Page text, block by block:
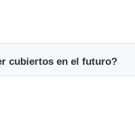
cubiertos en el futuro?